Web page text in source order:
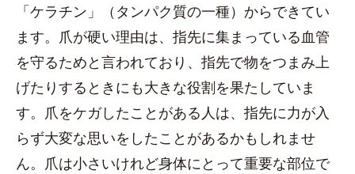
「ケラチン」（タンパク質の一種）からできてい
ます。爪が硬い理由は、指先に集まっている血管
を守るためと言われており、指先で物をつまみ上
げたりするときにも大きな役割を果たしていま
す。爪をケガしたことがある人は、指先に力が入
らず大変な思いをしたことがあるかもしれませ
ん。爪は小さいけれど身体にとって重要な部位で